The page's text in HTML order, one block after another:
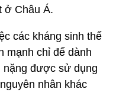
ở Châu Á.
các kháng sinh thế
mạnh chỉ để dành
nặng được sử dụng
nhân khác